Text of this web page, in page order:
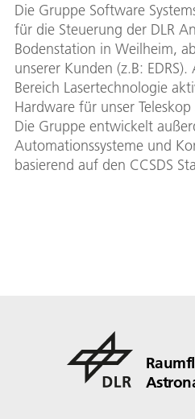
Die Gruppe Software
für die Steuerung der DLR
Bodenstation in Weilheim,
unserer Kunden (z.B:
Bereich Lasertechnologie
Hardware für unser
Die Gruppe entwickelt
Automationssysteme und
basierend auf den CCSDS